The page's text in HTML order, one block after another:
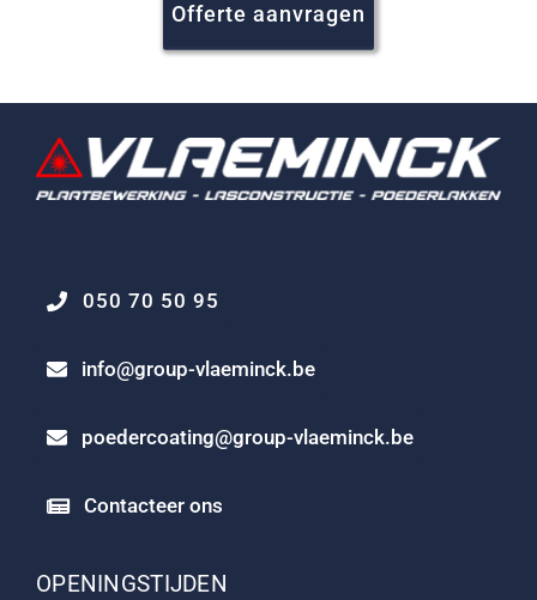
Offerte aanvragen
050 70 50 95
info@group-vlaeminck.be
poedercoating@group-vlaeminck.be
Contacteer ons
OPENINGSTIJDEN